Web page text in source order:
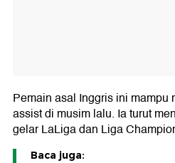
Pemain asal Inggris ini mampu
assist di musim lalu. Ia turut
gelar LaLiga dan Liga
Baca juga: